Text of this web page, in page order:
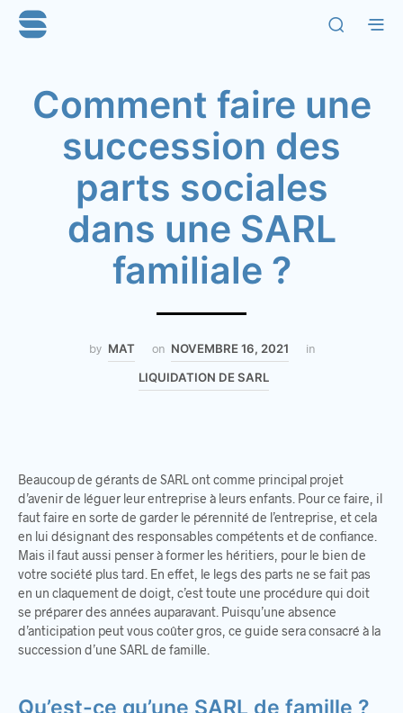
Comment faire une
succession des
parts sociales
dans une SARL
familiale ?
by MAT on NOVEMBRE 16, 2021
in
LIQUIDATION DE SARL
Beaucoup de gérants de SARL ont comme principal projet
d’avenir de léguer leur entreprise à leurs enfants. Pour ce faire, il
faut faire en sorte de garder le pérennité de l’entreprise, et cela
en lui désignant des responsables compétents et de confiance.
Mais il faut aussi penser à former les héritiers, pour le bien de
votre société plus tard. En effet, le legs des parts ne se fait pas
en un claquement de doigt, c’est toute une procédure qui doit
se préparer des années auparavant. Puisqu’une absence
d’anticipation peut vous coûter gros, ce guide sera consacré à la
succession d’une SARL de famille.
Qu’est-ce qu’une SARL de famille ?